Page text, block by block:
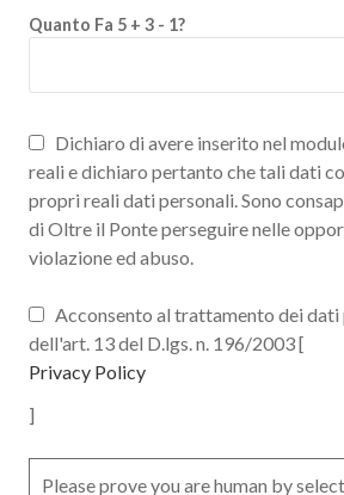
Quanto Fa 5 + 3 - 1?
Dichiaro di avere inserito nel
reali e dichiaro pertanto che tali dati
propri reali dati personali. Sono
di Oltre il Ponte perseguire nelle
violazione ed abuso.
Acconsento al trattamento dei dati
dell'art. 13 del D.lgs. n. 196/2003 [
Privacy Policy
]
Please prove you are human by